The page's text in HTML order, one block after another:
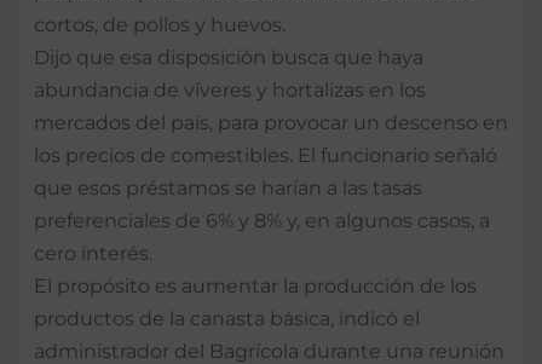
cortos, de pollos y huevos.
Dijo que esa disposición busca que haya
abundancia de víveres y hortalizas en los
mercados del país, para provocar un descenso en
los precios de comestibles. El funcionario señaló
que esos préstamos se harían a las tasas
preferenciales de 6% y 8% y, en algunos casos, a
cero interés.
El propósito es aumentar la producción de los
productos de la canasta básica, indicó el
administrador del Bagrícola durante una reunión